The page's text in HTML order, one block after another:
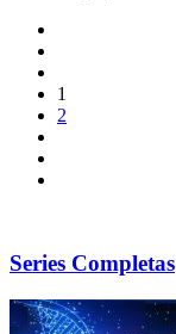
1
2
Series Completas